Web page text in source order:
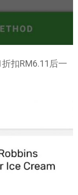
扣RM6.11后一